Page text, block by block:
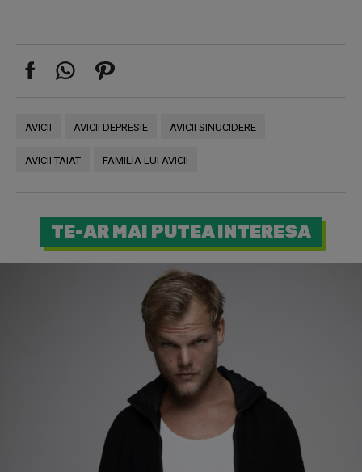
AVICII AVICII DEPRESIE AVICII SINUCIDERE
AVICII TAIAT FAMILIA LUI AVICII
TE-AR MAI PUTEA INTERESA